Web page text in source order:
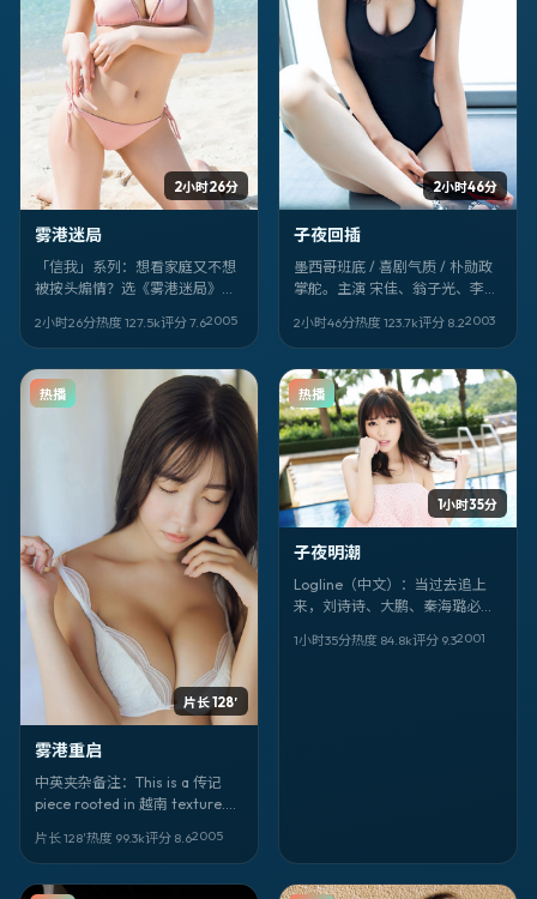
2小时26分
雾港迷局
「信我」系列：想看家庭又不想
被按头煽情？选《雾港迷局》。
狠，背景落在加拿大，日期锚定
2005-03-13。
2小时26分热度 127.5k评分7.62005
2小时46分
子夜回插
墨西哥班底 / 喜剧气质 / 朴勋政
掌舵。主演 宋佳、翁子光、李秉
插》。适合深夜一个人看，音量
别太小。
2小时46分热度 123.7k评分 8.22003
片长 128′
热播
雾港重启
中英夹杂备注：This is a 传记
piece rooted in 越南 texture.
卫·芬奇. Faces: 张晋、尔冬升、
阿部宽. 上映 2005-12-29。
片长 128′热度 99.3k评分 8.62005
1小时35分
热播
子夜明潮
Logline（中文）：当过去追上
来，刘诗诗、大鹏、秦海璐必须
明潮》把历史拍得像纪实，又像
1小时35分热度 84.8k评分 9.32001